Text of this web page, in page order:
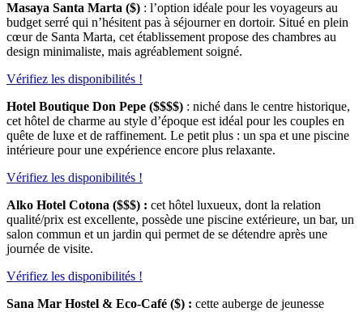
Masaya Santa Marta ($) : l’option idéale pour les voyageurs au
budget serré qui n’hésitent pas à séjourner en dortoir. Situé en plein
cœur de Santa Marta, cet établissement propose des chambres au
design minimaliste, mais agréablement soigné.
Vérifiez les disponibilités !
Hotel Boutique Don Pepe ($$$$) : niché dans le centre historique,
cet hôtel de charme au style d’époque est idéal pour les couples en
quête de luxe et de raffinement. Le petit plus : un spa et une piscine
intérieure pour une expérience encore plus relaxante.
Vérifiez les disponibilités !
Alko Hotel Cotona ($$$) : cet hôtel luxueux, dont la relation
qualité/prix est excellente, possède une piscine extérieure, un bar, un
salon commun et un jardin qui permet de se détendre après une
journée de visite.
Vérifiez les disponibilités !
Sana Mar Hostel & Eco-Café ($) : cette auberge de jeunesse